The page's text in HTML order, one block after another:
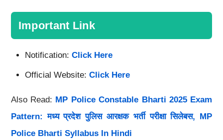
Important Link
Notification: Click Here
Official Website: Click Here
Also Read: MP Police Constable Bharti 2025 Exam
Pattern: मध्य प्रदेश पुलिस आरक्षक भर्ती परीक्षा सिलेबस, MP
Police Bharti Syllabus In Hindi